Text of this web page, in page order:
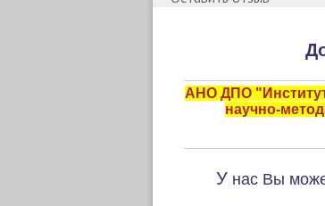
АНО ДПО
научно-
У нас Вы